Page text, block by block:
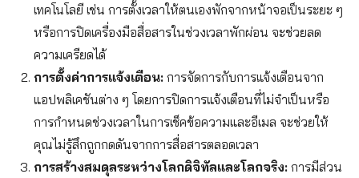
เทคโนโลยี เช่น การตั้งเวลาให้ตนเองพักจากหน้าจอเป็นระยะ ๆ
หรือการปิดเครื่องมือสื่อสารในช่วงเวลาพักผ่อน จะช่วยลด
ความเครียดได้
การตั้งค่าการแจ้งเตือน:การจัดการกับการแจ้งเตือนจาก
แอปพลิเคชันต่าง ๆ โดยการปิดการแจ้งเตือนที่ไม่จำเป็นหรือ
การกำหนดช่วงเวลาในการเช็คข้อความและอีเมล จะช่วยให้
คุณไม่รู้สึกถูกกดดันจากการสื่อสารตลอดเวลา
การสร้างสมดุลระหว่างโลกดิจิทัลและโลกจริง:การมีส่วน